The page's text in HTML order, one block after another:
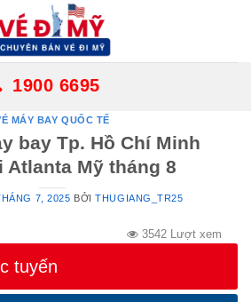
1900 6695
MÁY BAY QUỐC TẾ
bay Tp. Hồ Chí Minh
Atlanta Mỹ tháng 8
7, 2025 BỞITHUGIANG_TR25
3542 Lượt xem
tuyến